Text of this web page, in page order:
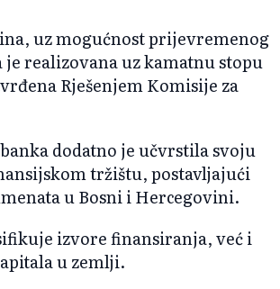
uz mogućnost prijevremenog
realizovana uz kamatnu stopu
Rješenjem Komisije za
dodatno je učvrstila svoju
tržištu, postavljajući
u Bosni i Hercegovini.
izvore finansiranja, već i
u zemlji.